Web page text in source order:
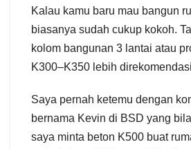
Kalau kamu baru mau bangun
biasanya sudah cukup kokoh.
kolom bangunan 3 lantai atau
K300–K350 lebih
Saya pernah ketemu dengan
bernama Kevin di BSD yang
saya minta beton K500 buat